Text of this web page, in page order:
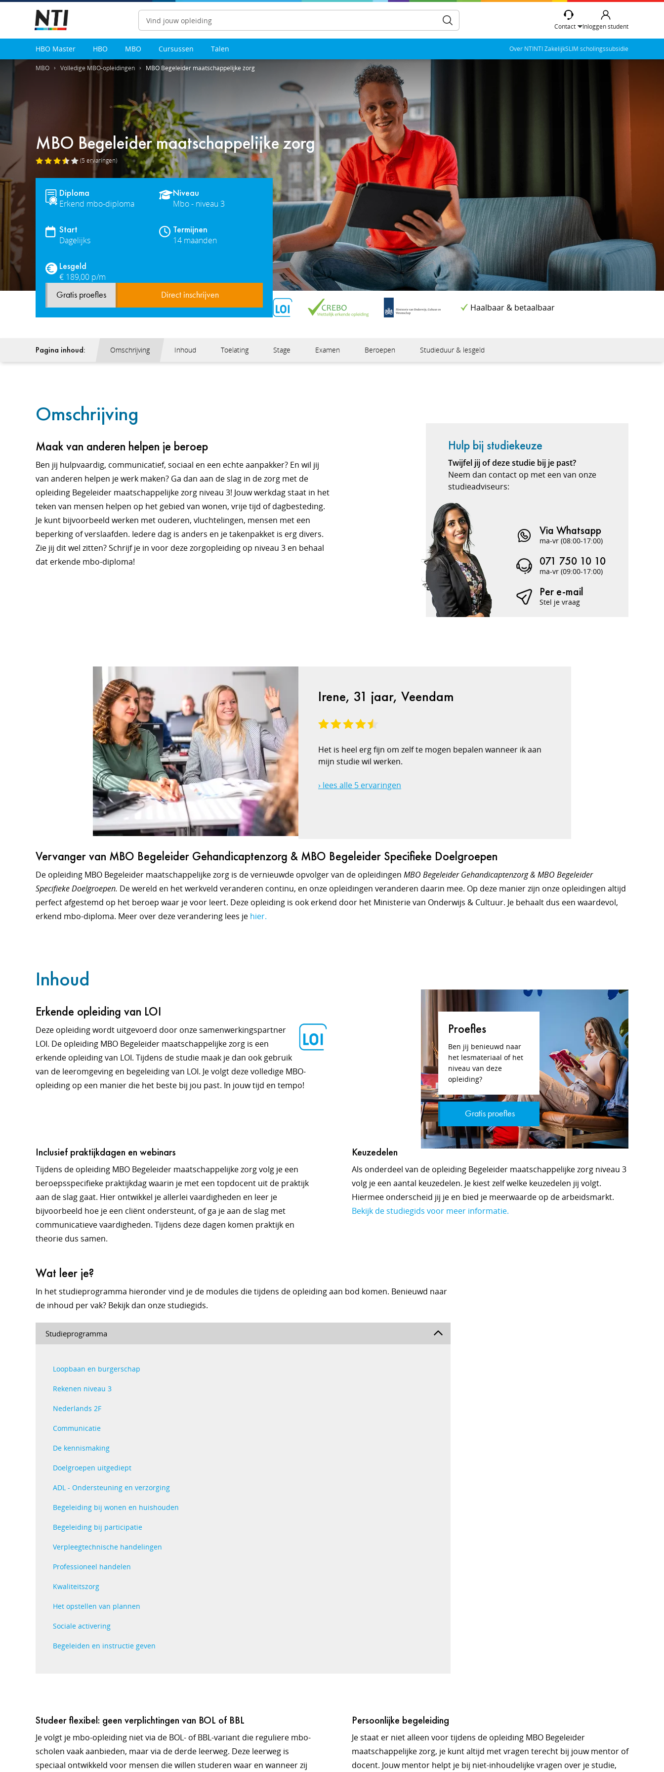
Zoeken
Contact Inloggen student
HBO Master HBO MBO Cursussen Talen Over NTINTI ZakelijkSLIM scholingssubsidie
MBO Volledige MBO-opleidingen MBO Begeleider maatschappelijke zorg
MBO Begeleider maatschappelijke zorg
(5 ervaringen)
Diploma
Erkend mbo-diploma
Niveau
Mbo - niveau 3
Start
Dagelijks
Termijnen
14 maanden
Lesgeld
€ 189,00 p/m
Gratis proefles Direct inschrijven
Haalbaar & betaalbaar
Pagina inhoud: Omschrijving Inhoud Toelating Stage Examen Beroepen Studieduur & lesgeld
Omschrijving
Maak van anderen helpen je beroep
Ben jij hulpvaardig, communicatief, sociaal en een echte aanpakker? En wil jij
van anderen helpen je werk maken? Ga dan aan de slag in de zorg met de
opleiding Begeleider maatschappelijke zorg niveau 3! Jouw werkdag staat in het
teken van mensen helpen op het gebied van wonen, vrije tijd of dagbesteding.
Je kunt bijvoorbeeld werken met ouderen, vluchtelingen, mensen met een
beperking of verslaafden. Iedere dag is anders en je takenpakket is erg divers.
Zie jij dit wel zitten? Schrijf je in voor deze zorgopleiding op niveau 3 en behaal
dat erkende mbo-diploma!
Hulp bij studiekeuze
Twijfel jij of deze studie bij je past?
Neem dan contact op met een van onze
studieadviseurs:
Via Whatsapp
ma-vr (08:00-17:00)
071 750 10 10
ma-vr (09:00-17:00)
Per e-mail
Stel je vraag
Irene, 31 jaar, Veendam
Het is heel erg fijn om zelf te mogen bepalen wanneer ik aan
mijn studie wil werken.
› lees alle 5 ervaringen
Vervanger van MBO Begeleider Gehandicaptenzorg & MBO Begeleider Specifieke Doelgroepen
De opleiding MBO Begeleider maatschappelijke zorg is de vernieuwde opvolger van de opleidingen MBO Begeleider Gehandicaptenzorg & MBO Begeleider
Specifieke Doelgroepen. De wereld en het werkveld veranderen continu, en onze opleidingen veranderen daarin mee. Op deze manier zijn onze opleidingen altijd
perfect afgestemd op het beroep waar je voor leert. Deze opleiding is ook erkend door het Ministerie van Onderwijs & Cultuur. Je behaalt dus een waardevol,
erkend mbo-diploma. Meer over deze verandering lees je hier.
Inhoud
Proefles
Ben jij benieuwd naar
het lesmateriaal of het
niveau van deze
opleiding?
Gratis proefles
Erkende opleiding van LOI
Deze opleiding wordt uitgevoerd door onze samenwerkingspartner
LOI. De opleiding MBO Begeleider maatschappelijke zorg is een
erkende opleiding van LOI. Tijdens de studie maak je dan ook gebruik
van de leeromgeving en begeleiding van LOI. Je volgt deze volledige MBO-
opleiding op een manier die het beste bij jou past. In jouw tijd en tempo!
Inclusief praktijkdagen en webinars
Tijdens de opleiding MBO Begeleider maatschappelijke zorg volg je een
beroepsspecifieke praktijkdag waarin je met een topdocent uit de praktijk
aan de slag gaat. Hier ontwikkel je allerlei vaardigheden en leer je
bijvoorbeeld hoe je een cliënt ondersteunt, of ga je aan de slag met
communicatieve vaardigheden. Tijdens deze dagen komen praktijk en
theorie dus samen.
Keuzedelen
Als onderdeel van de opleiding Begeleider maatschappelijke zorg niveau 3
volg je een aantal keuzedelen. Je kiest zelf welke keuzedelen jij volgt.
Hiermee onderscheid jij je en bied je meerwaarde op de arbeidsmarkt.
Bekijk de studiegids voor meer informatie.
Wat leer je?
In het studieprogramma hieronder vind je de modules die tijdens de opleiding aan bod komen. Benieuwd naar
de inhoud per vak? Bekijk dan onze studiegids.
Studieprogramma
Loopbaan en burgerschap
Rekenen niveau 3
Nederlands 2F
Communicatie
De kennismaking
Doelgroepen uitgediept
ADL - Ondersteuning en verzorging
Begeleiding bij wonen en huishouden
Begeleiding bij participatie
Verpleegtechnische handelingen
Professioneel handelen
Kwaliteitszorg
Het opstellen van plannen
Sociale activering
Begeleiden en instructie geven
Studeer flexibel: geen verplichtingen van BOL of BBL
Je volgt je mbo-opleiding niet via de BOL- of BBL-variant die reguliere mbo-
scholen vaak aanbieden, maar via de derde leerweg. Deze leerweg is
speciaal ontwikkeld voor mensen die willen studeren waar en wanneer zij
Persoonlijke begeleiding
Je staat er niet alleen voor tijdens de opleiding MBO Begeleider
maatschappelijke zorg, je kunt altijd met vragen terecht bij jouw mentor of
docent. Jouw mentor helpt je bij niet-inhoudelijke vragen over je studie,